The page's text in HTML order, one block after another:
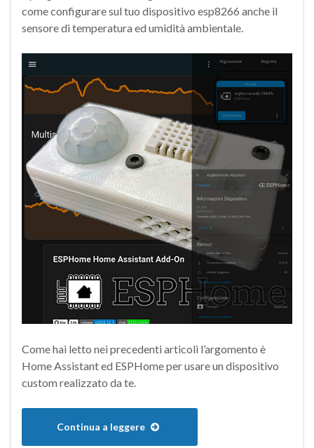
come configurare sul tuo dispositivo esp8266 anche il
sensore di temperatura ed umidità ambientale.
Come hai letto nei precedenti articoli l’argomento è
Home Assistant ed ESPHome per usare un dispositivo
custom realizzato da te.
Continua a leggere